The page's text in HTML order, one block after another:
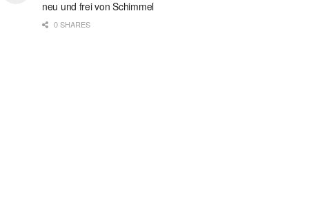
neu und frei von Schimmel
0 SHARES